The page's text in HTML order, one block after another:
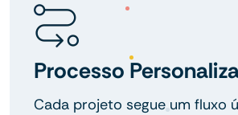
Processo
Cada projeto segue um fluxo